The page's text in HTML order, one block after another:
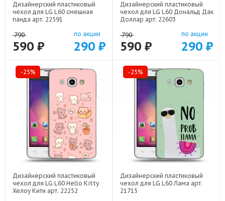
Дизайнерский пластиковый
чехол для LG L60 смешная
панда арт: 22591
790
590 ₽
по акции
290 ₽
Дизайнерский пластиковый
чехол для LG L60 Дональд Дак
Доллар арт: 22603
790
590 ₽
по акции
290 ₽
-25%
Дизайнерский пластиковый
чехол для LG L60 Hello Kitty
Хелоу Кити арт: 22252
-25%
Дизайнерский пластиковый
чехол для LG L60 Лама арт:
21715